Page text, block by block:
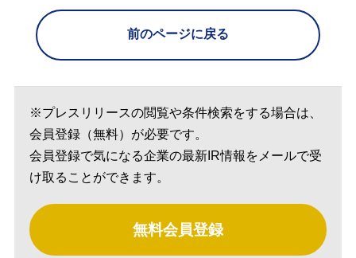
前のページに戻る
※プレスリリースの閲覧や条件検索をする場合は、
会員登録（無料）が必要です。
会員登録で気になる企業の最新IR情報をメールで受
け取ることができます。
無料会員登録